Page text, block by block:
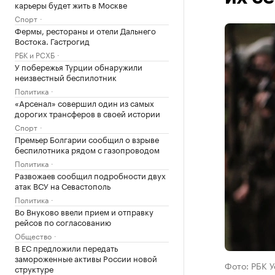
карьеры будет жить в Москве
Спорт
Фермы, рестораны и отели Дальнего
Востока. Гастрогид
РБК и РСХБ
У побережья Турции обнаружили
неизвестный беспилотник
Политика
«Арсенал» совершил один из самых
дорогих трансферов в своей истории
Спорт
Премьер Болгарии сообщил о взрыве
беспилотника рядом с газопроводом
Политика
Развожаев сообщил подробности двух
атак ВСУ на Севастополь
Политика
Во Внуково ввели прием и отправку
рейсов по согласованию
Общество
В ЕС предложили передать
замороженные активы России новой
структуре
Фото: РБК